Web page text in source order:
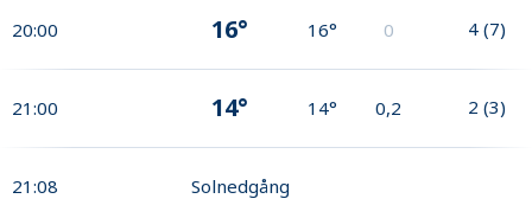
20:00 16° 16° 0 4 (7)
21:00 14° 14° 0,2 2 (3)
21:08 Solnedgång